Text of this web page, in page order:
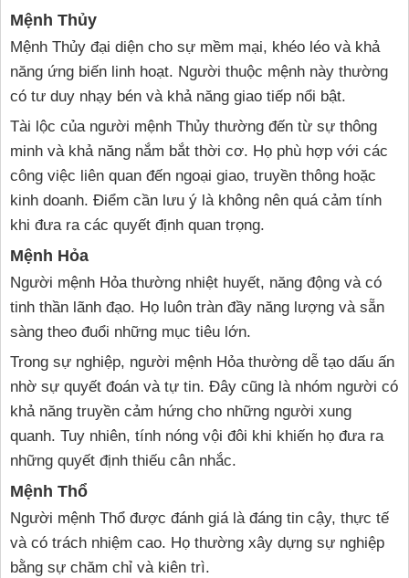
Mệnh Thủy
Mệnh Thủy đại diện cho sự mềm mại, khéo léo và khả
năng ứng biến linh hoạt. Người thuộc mệnh này thường
có tư duy nhạy bén và khả năng giao tiếp nổi bật.
Tài lộc của người mệnh Thủy thường đến từ sự thông
minh và khả năng nắm bắt thời cơ. Họ phù hợp với các
công việc liên quan đến ngoại giao, truyền thông hoặc
kinh doanh. Điểm cần lưu ý là không nên quá cảm tính
khi đưa ra các quyết định quan trọng.
Mệnh Hỏa
Người mệnh Hỏa thường nhiệt huyết, năng động và có
tinh thần lãnh đạo. Họ luôn tràn đầy năng lượng và sẵn
sàng theo đuổi những mục tiêu lớn.
Trong sự nghiệp, người mệnh Hỏa thường dễ tạo dấu ấn
nhờ sự quyết đoán và tự tin. Đây cũng là nhóm người có
khả năng truyền cảm hứng cho những người xung
quanh. Tuy nhiên, tính nóng vội đôi khi khiến họ đưa ra
những quyết định thiếu cân nhắc.
Mệnh Thổ
Người mệnh Thổ được đánh giá là đáng tin cậy, thực tế
và có trách nhiệm cao. Họ thường xây dựng sự nghiệp
bằng sự chăm chỉ và kiên trì.